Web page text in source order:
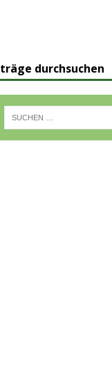
durchsuchen